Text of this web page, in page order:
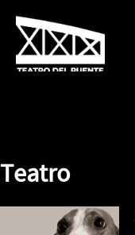
Teatro